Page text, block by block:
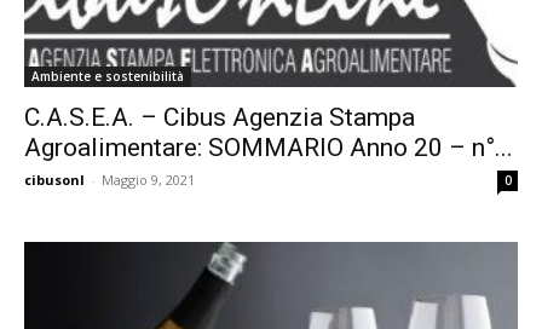
Ambiente e sostenibilità
C.A.S.E.A. – Cibus Agenzia Stampa
Agroalimentare: SOMMARIO Anno 20 – n°...
cibusonl - Maggio 9, 2021 0